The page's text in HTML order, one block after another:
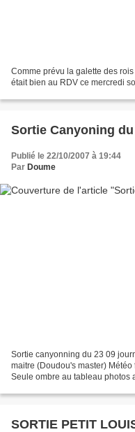
Comme prévu la galette des
était bien au RDV ce mercredi
Sortie Canyoning du
Publié le 22/10/2007 à 19:44
Par Doume
Sortie canyonning du 23 09
maitre (Doudou's master)
Seule ombre au tableau photos
SORTIE PETIT